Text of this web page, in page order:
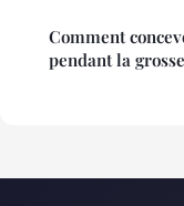
Comment
pendant la